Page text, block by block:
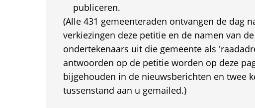
publiceren.
(Alle 431 gemeenteraden ontvangen de dag
verkiezingen deze petitie en de namen van de
ondertekenaars uit die gemeente als
antwoorden op de petitie worden op deze
bijgehouden in de nieuwsberichten en twee
tussenstand aan u gemailed.)